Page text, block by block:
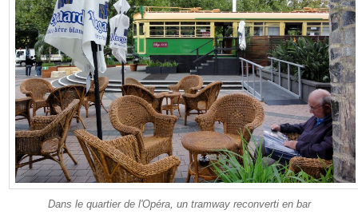
Dans le quartier de l'Opéra, un tramway reconverti en bar